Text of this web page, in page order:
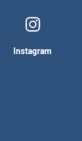
Instagram